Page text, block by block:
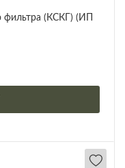
фильтра (КСКГ) (ИП